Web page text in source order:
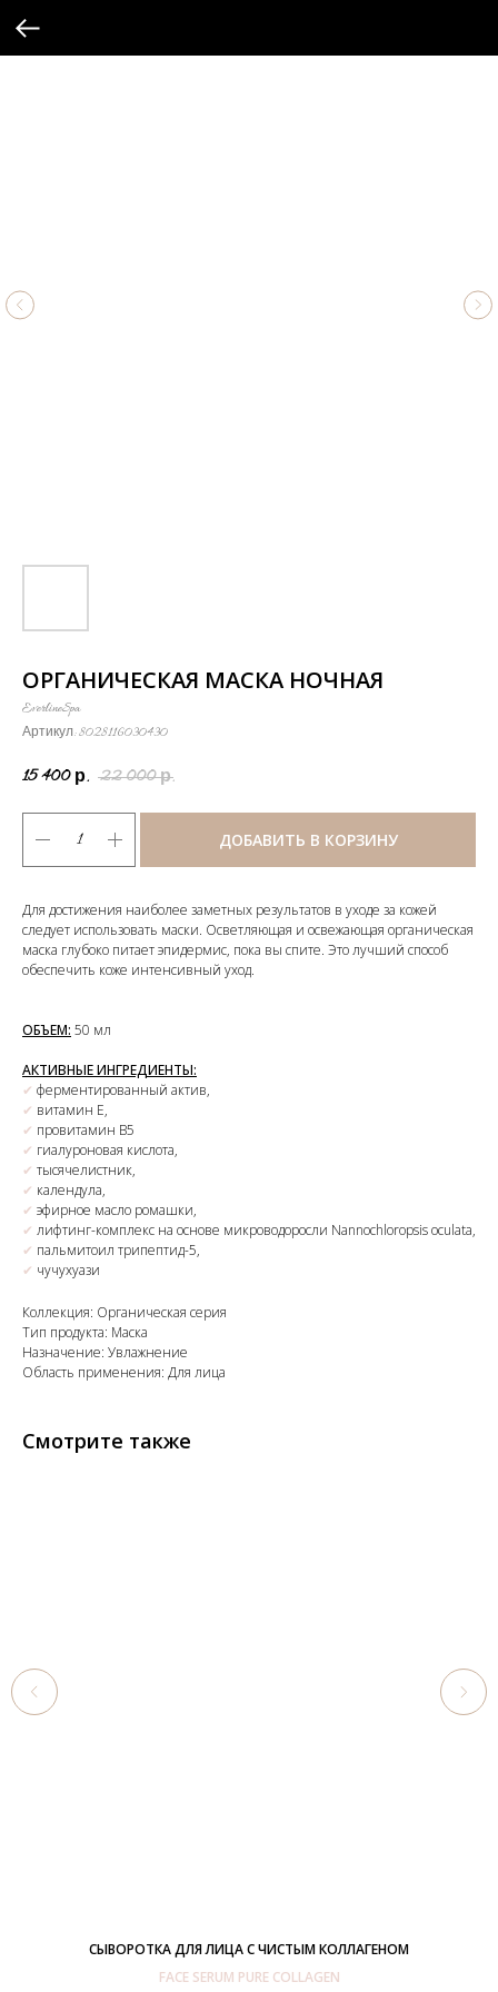
ОРГАНИЧЕСКАЯ МАСКА НОЧНАЯ
EverlineSpa
Артикул:8028116030430
15 400 р. 22 000 р.
ДОБАВИТЬ В КОРЗИНУ
Для достижения наиболее заметных результатов в уходе за кожей
следует использовать маски. Осветляющая и освежающая органическая
маска глубоко питает эпидермис, пока вы спите. Это лучший способ
обеспечить коже интенсивный уход.
ОБЪЕМ: 50 мл
АКТИВНЫЕ ИНГРЕДИЕНТЫ:
✔ ферментированный актив,
✔ витамин Е,
✔ провитамин В5
✔ гиалуроновая кислота,
✔ тысячелистник,
✔ календула,
✔ эфирное масло ромашки,
✔ лифтинг-комплекс на основе микроводоросли Nannochloropsis oculata,
✔ пальмитоил трипептид-5,
✔ чучухуази
Коллекция: Органическая серия
Тип продукта: Маска
Назначение: Увлажнение
Область применения: Для лица
Смотрите также
СЫВОРОТКА ДЛЯ ЛИЦА С ЧИСТЫМ КОЛЛАГЕНОМ
FACE SERUM PURE COLLAGEN